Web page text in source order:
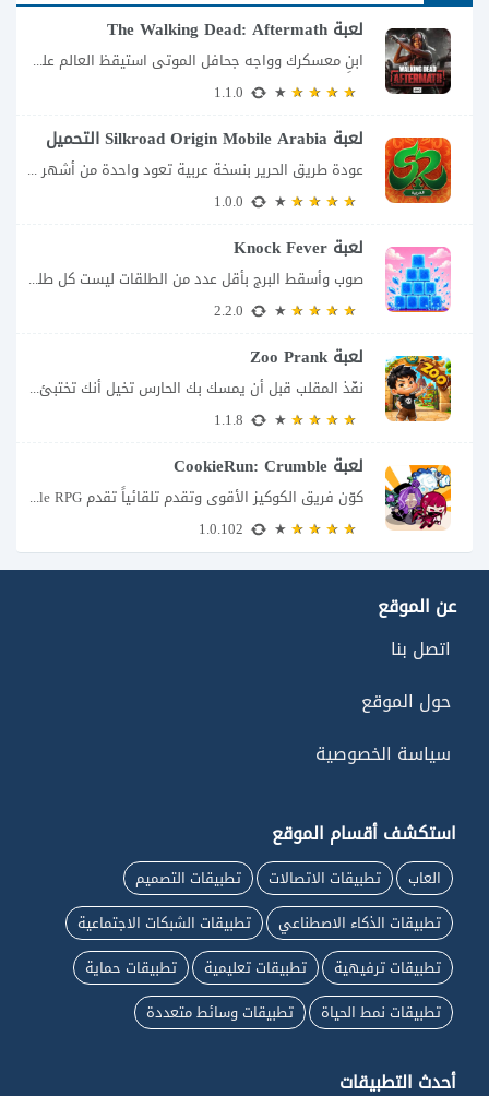
لعبة The Walking Dead: Aftermath
ابنِ معسكرك وواجه جحافل الموتى استيقظ العالم على كارثة لم يعد فيها البقاء أمرًا...
لعبة Silkroad Origin Mobile Arabia التحميل
عودة طريق الحرير بنسخة عربية تعود واحدة من أشهر تجارب الـMMORPG باسم Silkroad Origin...
لعبة Knock Fever
صوب وأسقط البرج بأقل عدد من الطلقات ليست كل طلقة قوية طلقة ناجحة في...
لعبة Zoo Prank
نفّذ المقلب قبل أن يمسك بك الحارس تخيل أنك تختبئ خلف الأشجار داخل حديقة...
لعبة CookieRun: Crumble
كوّن فريق الكوكيز الأقوى وتقدم تلقائياً تقدم CookieRun: Crumble – Idle RPG تجربة مختلفة...
عن الموقع
اتصل بنا
حول الموقع
سياسة الخصوصية
استكشف أقسام الموقع
العاب تطبيقات الاتصالات
تطبيقات التصميم
تطبيقات الذكاء الاصطناعي
تطبيقات الشبكات الاجتماعية
تطبيقات ترفيهية
تطبيقات تعليمية
تطبيقات حماية
تطبيقات نمط الحياة
تطبيقات وسائط متعددة
أحدث التطبيقات